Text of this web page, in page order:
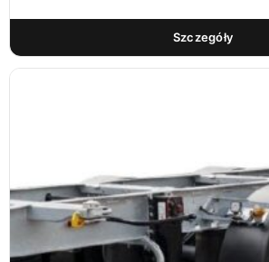
Szczegóły